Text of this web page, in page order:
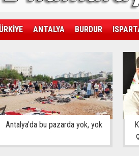
ANTALYA BURDUR
Antalya'da bu pazarda yok, yok